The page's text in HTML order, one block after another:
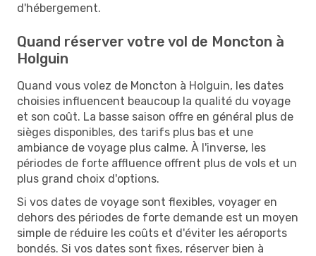
d'hébergement.
Quand réserver votre vol de Moncton à
Holguin
Quand vous volez de Moncton à Holguin, les dates
choisies influencent beaucoup la qualité du voyage
et son coût. La basse saison offre en général plus de
sièges disponibles, des tarifs plus bas et une
ambiance de voyage plus calme. À l'inverse, les
périodes de forte affluence offrent plus de vols et un
plus grand choix d'options.
Si vos dates de voyage sont flexibles, voyager en
dehors des périodes de forte demande est un moyen
simple de réduire les coûts et d'éviter les aéroports
bondés. Si vos dates sont fixes, réserver bien à